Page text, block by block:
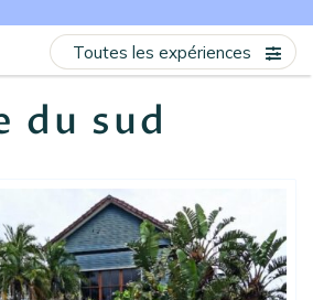
du sud
Toutes les expériences